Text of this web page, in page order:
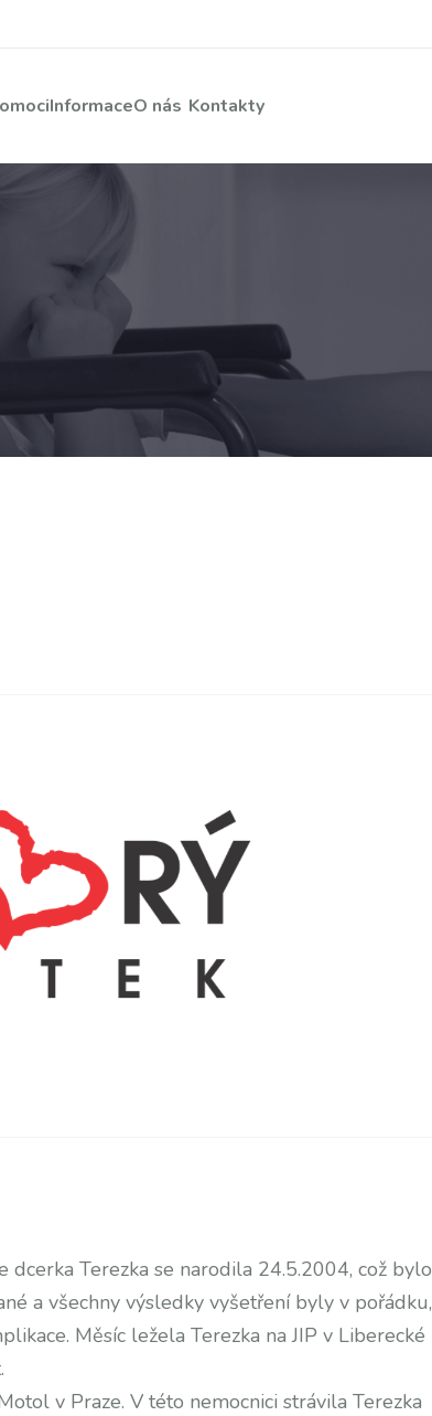
InformaceO nás Kontakty
dcerka Terezka se narodila 24.5.2004, což
a všechny výsledky vyšetření byly v pořádku,
Měsíc ležela Terezka na JIP v Liberecké
v Praze. V této nemocnici strávila Terezka